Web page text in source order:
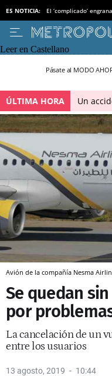
ES NOTICIA: El ‘complicado’
Leer en Castellano
Pásate al MODO
ÚLTIMA HORA Un
Avión de la compañía Nesma
Se quedan
por
La cancelación de un
entre los usuarios
13 agosto, 2019 10:44